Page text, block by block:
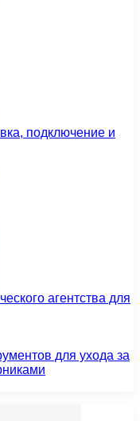
подключение и
агентства для
для ухода за